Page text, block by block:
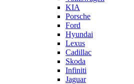
KIA
Porsche
Ford
Hyundai
Lexus
Cadillac
Skoda
Infiniti
Jaguar